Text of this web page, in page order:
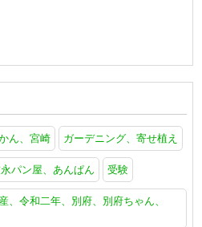
ん、宮崎 ガーデニング、寄せ植え
パン屋、あんぱん 受験
、令和二年、別府、別府ちゃん、